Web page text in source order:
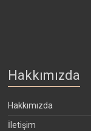
Hakkımızda
Hakkımızda
İletişim